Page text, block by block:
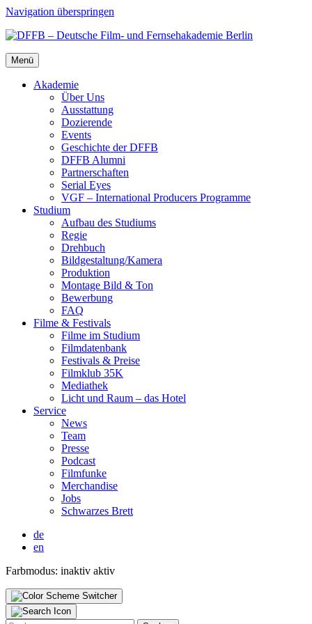
Navigation überspringen
Menü
Aka­de­mie
Über Uns
Aus­stat­tung
Dozie­ren­de
Events
Geschich­te der DFFB
DFFB Alum­ni
Part­ner­schaf­ten
Seri­al Eyes
VGF – Inter­na­tio­nal Pro­du­cers Pro­gram­me
Stu­di­um
Auf­bau des Stu­di­ums
Regie
Dreh­buch
Bildgestaltung/​​Kamera
Pro­duk­ti­on
Mon­ta­ge Bild & Ton
Bewer­bung
FAQ
Fil­me & Fes­ti­vals
Fil­me im Stu­di­um
Film­da­ten­bank
Fes­ti­vals & Prei­se
Film­klub 35K
Media­thek
Licht und Raum – das Hotel
Ser­vice
News
Team
Pres­se
Pod­cast
Film­fun­ke
Mer­chan­di­se
Jobs
Schwar­zes Brett
de
en
Farbmodus: inaktiv aktiv